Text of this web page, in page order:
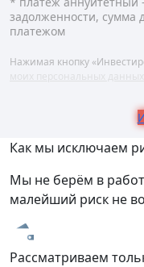
задолженности, сумма
платежом
Нажимая кнопку
Как мы исключаем
Мы не берём в
малейший риск не
Рассматриваем